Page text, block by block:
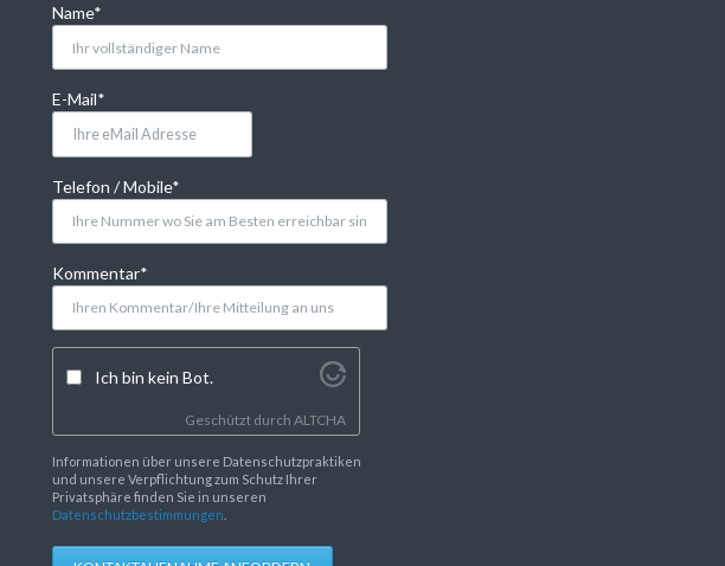
Pflichtfeld
Name*
Pflichtfeld
E-Mail*
Pflichtfeld
Telefon / Mobile*
Pflichtfeld
Kommentar*
Ich bin kein Bot.
Geschützt durch ALTCHA
Informationen über unsere Datenschutzpraktiken
und unsere Verpflichtung zum Schutz Ihrer
Privatsphäre finden Sie in unseren
Datenschutzbestimmungen